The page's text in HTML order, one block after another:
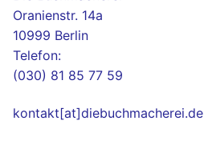
Oranienstr. 14a
10999 Berlin
Telefon:
(030) 81 85 77 59
kontakt[at]diebuchmacherei.de